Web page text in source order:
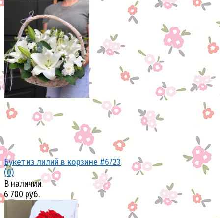
избранное сравнить
Букет из лилий в корзине #6723
(0)
В наличии
6 700 руб.